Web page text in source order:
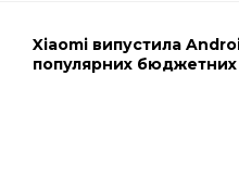
Xiaomi випустила
популярних